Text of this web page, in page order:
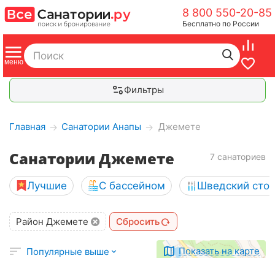
8 800 550-20-85
Бесплатно по России
Фильтры
Главная → Санатории Анапы → Джемете
Санатории Джемете 7 санаториев
Лучшие С бассейном Шведский стол
Район Джемете Сбросить
Популярные выше Показать на карте